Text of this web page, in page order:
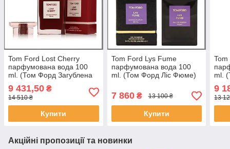
Tom Ford Lost Cherry
парфумована вода 100
ml. (Том Форд Загублена
Вишня)
9 431,50 ₴
14 510 ₴
Купити
Tom Ford Lys Fume
парфумована вода 100
ml. (Том Форд Ліс Фюме)
7 860₴ 13 100 ₴
Купити
ml.
дим)
9
13
Акційні пропозиції та новинки